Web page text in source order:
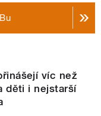
víc než
děti i nejstarší